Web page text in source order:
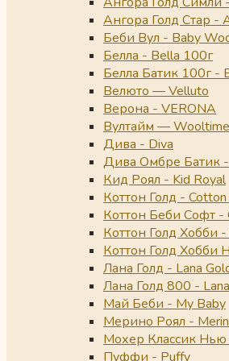
Ангора Голд Стар -
Беби Вул - Baby
Белла - Bella 100г
Белла Батик 100г -
Велюто — Velluto
Верона - VERONA
Вултайм — Wooltime
Дива - Diva
Дива Омбре Батик -
Кид Роял - Kid Royal
Коттон Голд -
Коттон Беби Софт -
Коттон Голд Хобби
Коттон Голд Хобби
Лана Голд - Lana
Лана Голд 800 -
Май Беби - My Baby
Мерино Роял -
Мохер Классик Нью
Пуффи - Puffy